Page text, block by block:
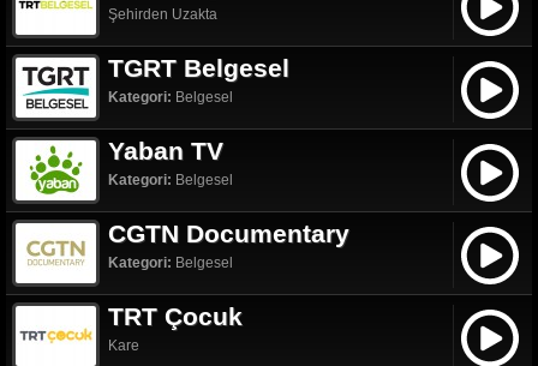
Şehirden Uzakta
TGRT Belgesel
Kategori: Belgesel
Yaban TV
Kategori: Belgesel
CGTN Documentary
Kategori: Belgesel
TRT Çocuk
Kare